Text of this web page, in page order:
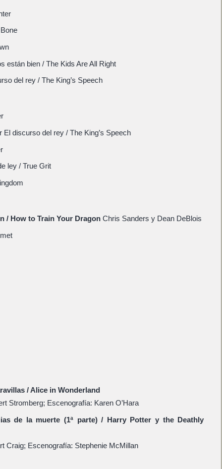
están bien / The Kids Are All Right
del rey / The King’s Speech
El discurso del rey / The King’s Speech
ley / True Grit
/ How to Train Your Dragon Chris Sanders y Dean DeBlois
/ Alice in Wonderland
Stromberg; Escenografía: Karen O’Hara
de la muerte (1ª parte) / Harry Potter y the Deathly
Craig; Escenografía: Stephenie McMillan